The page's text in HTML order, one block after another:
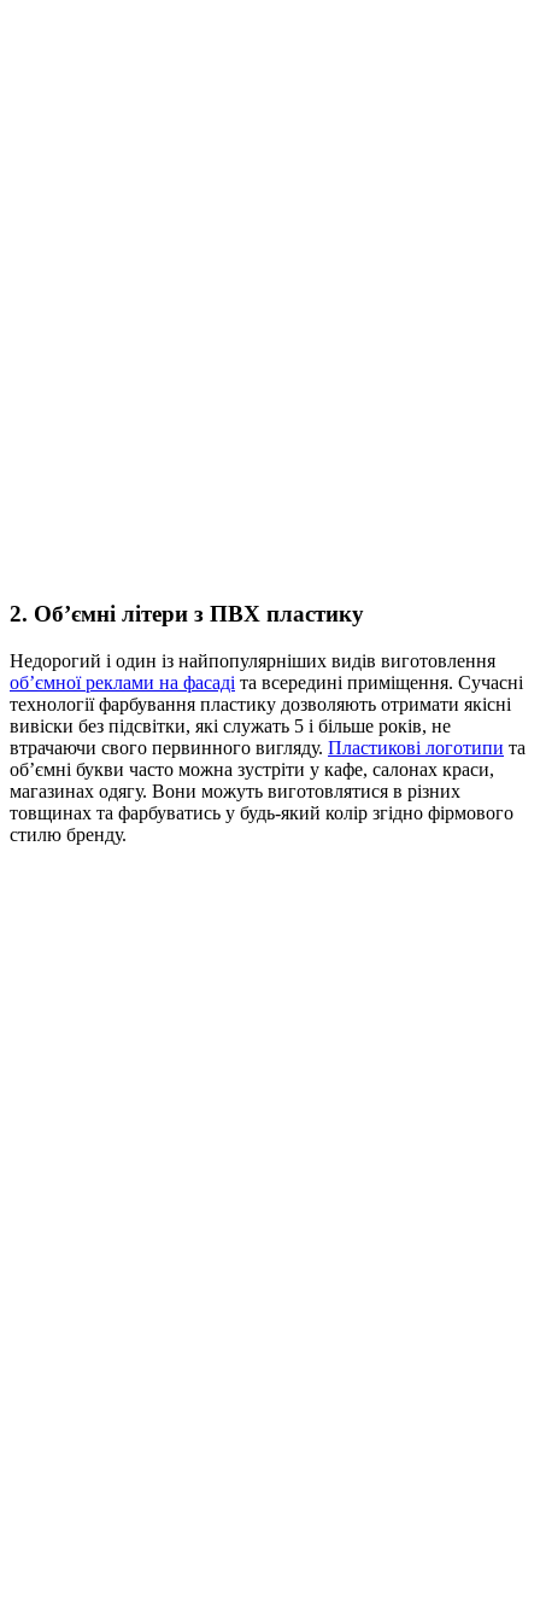
2. Об’ємні літери з ПВХ пластику
Недорогий і один із найпопулярніших видів виготовлення
об’ємної реклами на фасаді та всередині приміщення. Сучасні
технології фарбування пластику дозволяють отримати якісні
вивіски без підсвітки, які служать 5 і більше років, не
втрачаючи свого первинного вигляду. Пластикові логотипи та
об’ємні букви часто можна зустріти у кафе, салонах краси,
магазинах одягу. Вони можуть виготовлятися в різних
товщинах та фарбуватись у будь-який колір згідно фірмового
стилю бренду.